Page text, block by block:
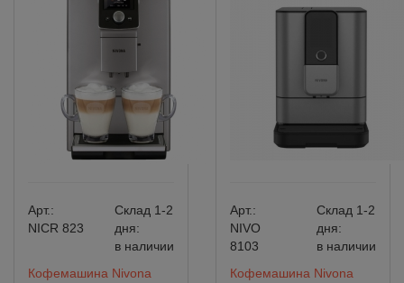
Арт.:
NICR 823
Склад 1-2
дня:
в наличии
Кофемашина Nivona
Арт.:
NIVO
8103
Склад 1-2
дня:
в наличии
Кофемашина Nivona